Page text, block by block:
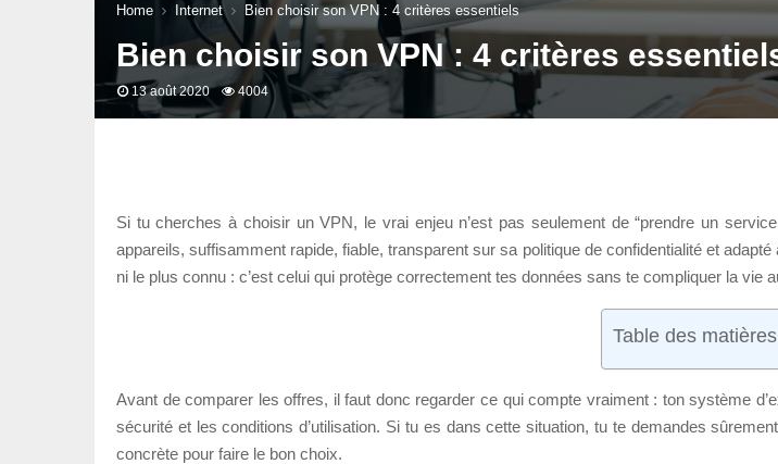
Home Internet Bien choisir son VPN : 4 critères essentiels
Bien choisir son VPN : 4 critères
13 août 2020 4004
Si tu cherches à choisir un VPN, le vrai enjeu n’est pas seulement de “prendre un
appareils, suffisamment rapide, fiable, transparent sur sa politique de confidentialité et
ni le plus connu : c’est celui qui protège correctement tes données sans te compliquer la vie
Table des matières
Avant de comparer les offres, il faut donc regarder ce qui compte vraiment : ton système
sécurité et les conditions d’utilisation. Si tu es dans cette situation, tu te demandes
concrète pour faire le bon choix.